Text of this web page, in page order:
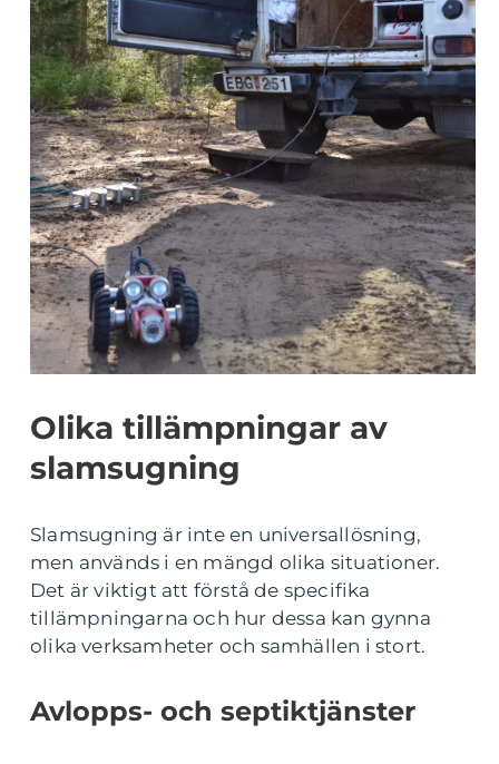
Olika tillämpningar av
slamsugning
Slamsugning är inte en universallösning,
men används i en mängd olika situationer.
Det är viktigt att förstå de specifika
tillämpningarna och hur dessa kan gynna
olika verksamheter och samhällen i stort.
Avlopps- och septiktjänster